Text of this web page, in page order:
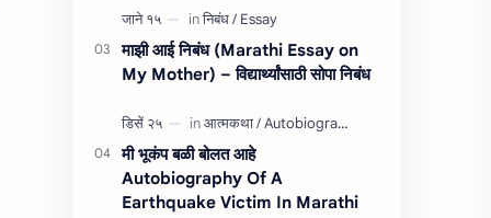
माझी आई निबंध (Marathi Essay on
My Mother) – विद्यार्थ्यांसाठी सोपा निबंध
मी भूकंप बळी बोलत आहे
Autobiography Of A
Earthquake Victim In Marathi